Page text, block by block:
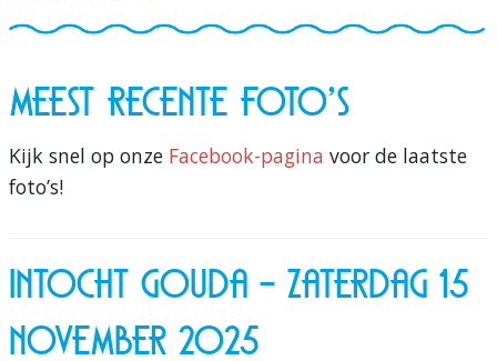
Meest recente foto's
Kijk snel op onze Facebook-pagina voor de laatste
foto’s!
Intocht Gouda - zaterdag 15
november 2025